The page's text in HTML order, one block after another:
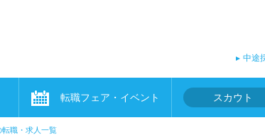
中途
転職フェア・イベント スカウト
職・求人一覧